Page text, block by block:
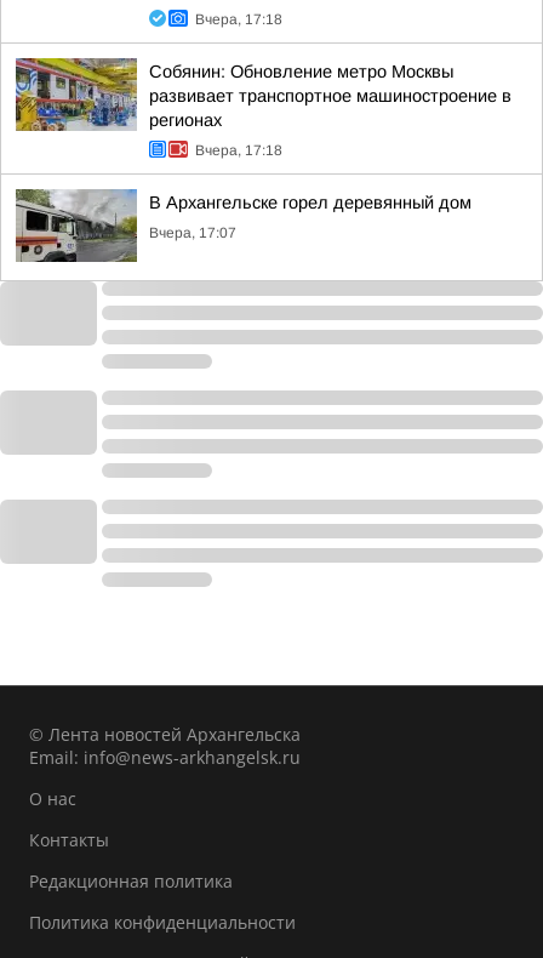
Вчера, 17:18
Собянин: Обновление метро Москвы
развивает транспортное машиностроение в
регионах
Вчера, 17:18
В Архангельске горел деревянный дом
Вчера, 17:07
© Лента новостей Архангельска
Email: info@news-arkhangelsk.ru
О нас
Контакты
Редакционная политика
Политика конфиденциальности